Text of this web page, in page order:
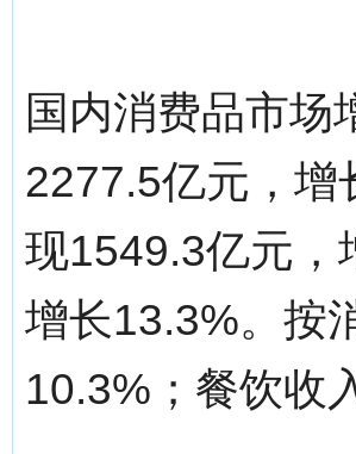
国内消费品市场
2277.5亿元，增
现1549.3亿元，
增长13.3%。按
10.3%；餐饮收